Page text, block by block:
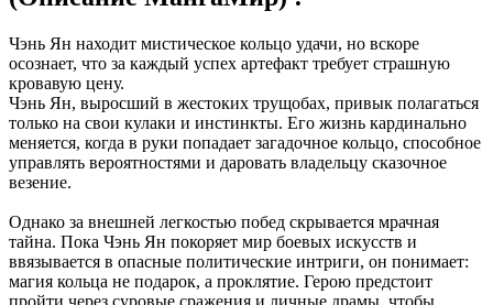
Чэнь Ян находит мистическое кольцо удачи, но вскоре
осознает, что за каждый успех артефакт требует страшную
кровавую цену.
Чэнь Ян, выросший в жестоких трущобах, привык полагаться
только на свои кулаки и инстинкты. Его жизнь кардинально
меняется, когда в руки попадает загадочное кольцо, способное
управлять вероятностями и даровать владельцу сказочное
везение.
Однако за внешней легкостью побед скрывается мрачная
тайна. Пока Чэнь Ян покоряет мир боевых искусств и
ввязывается в опасные политические интриги, он понимает:
магия кольца не подарок, а проклятие. Герою предстоит
пройти через суровые сражения и личные драмы, чтобы